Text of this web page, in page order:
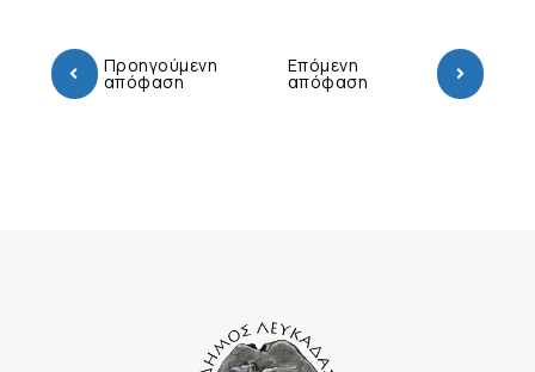
Προηγούμενη
απόφαση
Επόμενη
απόφαση